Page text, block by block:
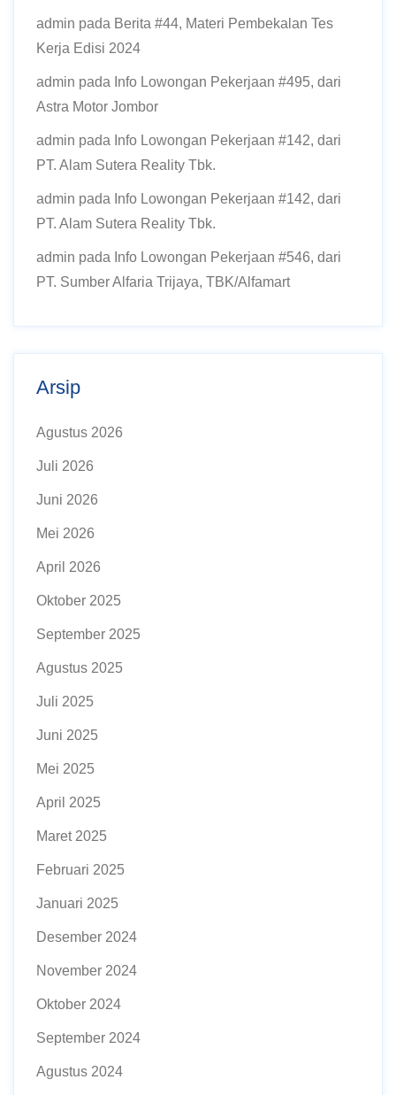
admin pada Berita #44, Materi Pembekalan Tes
Kerja Edisi 2024
admin pada Info Lowongan Pekerjaan #495, dari
Astra Motor Jombor
admin pada Info Lowongan Pekerjaan #142, dari
PT. Alam Sutera Reality Tbk.
admin pada Info Lowongan Pekerjaan #142, dari
PT. Alam Sutera Reality Tbk.
admin pada Info Lowongan Pekerjaan #546, dari
PT. Sumber Alfaria Trijaya, TBK/Alfamart
Arsip
Agustus 2026
Juli 2026
Juni 2026
Mei 2026
April 2026
Oktober 2025
September 2025
Agustus 2025
Juli 2025
Juni 2025
Mei 2025
April 2025
Maret 2025
Februari 2025
Januari 2025
Desember 2024
November 2024
Oktober 2024
September 2024
Agustus 2024